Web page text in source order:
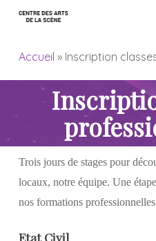
Skip
Accueil » Inscription
Trois jours de stages pour
locaux, notre équipe. Une
nos formations
Etat Civil